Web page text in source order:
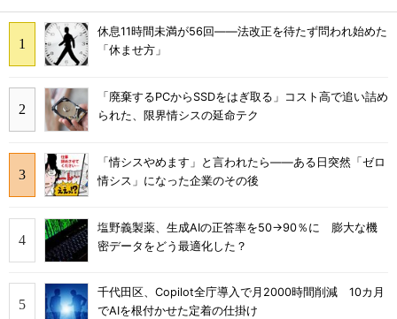
休息11時間未満が56回――法改正を待たず問われ始めた
「休ませ方」
「廃棄するPCからSSDをはぎ取る」コスト高で追い詰め
られた、限界情シスの延命テク
「情シスやめます」と言われたら――ある日突然「ゼロ
情シス」になった企業のその後
塩野義製薬、生成AIの正答率を50→90％に 膨大な機
密データをどう最適化した？
千代田区、Copilot全庁導入で月2000時間削減 10カ月
でAIを根付かせた定着の仕掛け